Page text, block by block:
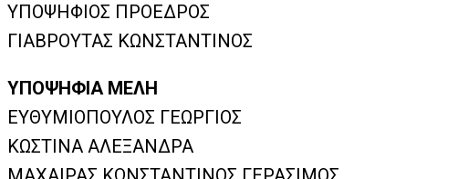
ΥΠΟΨΗΦΙΟΣ ΠΡΟΕΔΡΟΣ
ΓΙΑΒΡΟΥΤΑΣ ΚΩΝΣΤΑΝΤΙΝΟΣ
ΥΠΟΨΗΦΙΑ ΜΕΛΗ
ΕΥΘΥΜΙΟΠΟΥΛΟΣ ΓΕΩΡΓΙΟΣ
ΚΩΣΤΙΝΑ ΑΛΕΞΑΝΔΡΑ